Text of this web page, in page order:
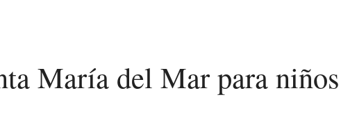
María del Mar para niños